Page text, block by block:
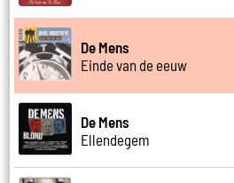
De Mens
Einde van de eeuw
De Mens
Ellendegem